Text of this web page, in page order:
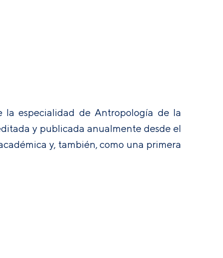
la especialidad de Antropología de la
y publicada anualmente desde el
y, también, como una primera